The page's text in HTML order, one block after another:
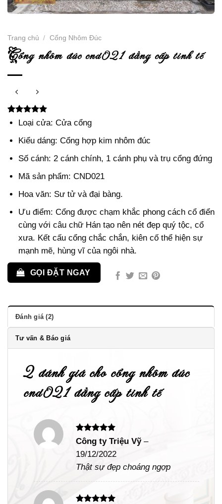
Trang chủ / Cổng Nhôm Đúc
cổng nhôm đúc cnd021 đẳng cấp tinh tế
5.00 trên 5
dựa trên
2
đánh giá
Loại cửa: Cửa cổng
Kiểu dáng: Cổng hợp kim nhôm đúc
Số cánh: 2 cánh chính, 1 cánh phụ và trụ cổng đứng
Mã sản phẩm: CND021
Hoa văn: Sư tử và đại bàng.
Ưu điểm: Cổng được chạm khắc phong cách cổ điển
cùng với câu chữ Hán tạo nên nét đẹp quý tộc, cổ
xưa. Kết cấu cổng chắc chắn, kiên cố thể hiện sự
mạnh mẽ, hùng vĩ của ngôi nhà.
GỌI ĐẶT NGAY
Đánh giá (2)
Tư vấn & Báo giá
2 đánh giá chocổng nhôm đúc
cnd021 đẳng cấp tinh tế
Được xếp
hạng5
5
sao
Công ty Triệu Vỹ–
19/12/2022
Thật sự đẹp choáng ngợp